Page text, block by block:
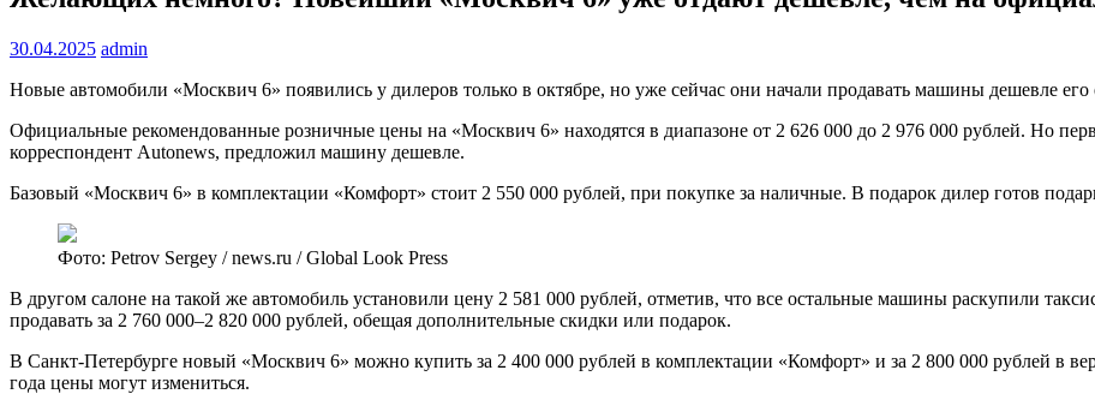
30.04.2025 admin
Новые автомобили «Москвич 6» появились у дилеров только в октябре, но уже сейчас они начали продавать машины дешевле
Официальные рекомендованные розничные цены на «Москвич 6» находятся в диапазоне от 2 626 000 до 2 976 000 рублей. Но
корреспондент Autonews, предложил машину дешевле.
Базовый «Москвич 6» в комплектации «Комфорт» стоит 2 550 000 рублей, при покупке за наличные. В подарок дилер готов
Фото: Petrov Sergey / news.ru / Global Look Press
В другом салоне на такой же автомобиль установили цену 2 581 000 рублей, отметив, что все остальные машины раскупили
продавать за 2 760 000–2 820 000 рублей, обещая дополнительные скидки или подарок.
В Санкт-Петербурге новый «Москвич 6» можно купить за 2 400 000 рублей в комплектации «Комфорт» и за 2 800 000 рублей в
года цены могут измениться.